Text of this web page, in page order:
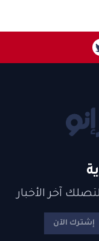
آخر الأخبار
إشترك الآن